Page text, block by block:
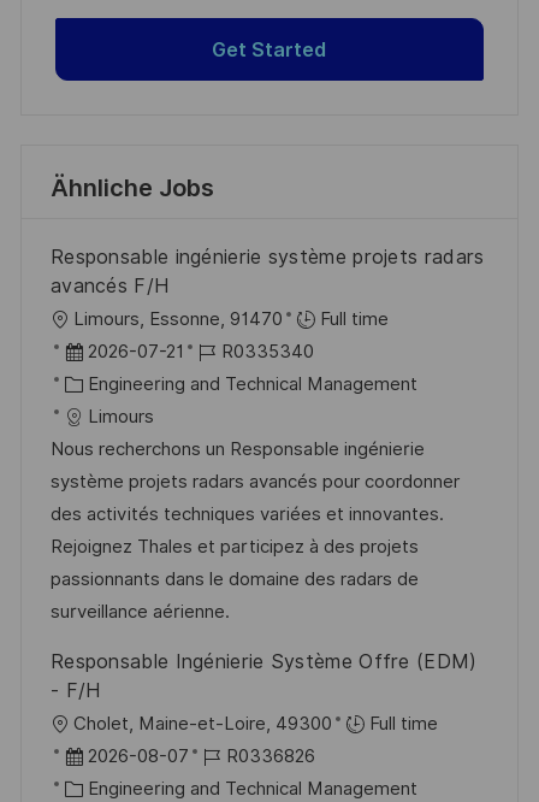
Get Started
Ähnliche Jobs
Responsable ingénierie système projets radars
avancés F/H
O
r
t
Limours, Essonne, 91470
Full time
D
a
t
u
m
d
e
r
V
r
f
2026-07-21
J
o
-
I
D
R0335340
K
a
t
e
g
o
r
i
Engineering and Technical Management
Limours
Nous recherchons un Responsable ingénierie
système projets radars avancés pour coordonner
des activités techniques variées et innovantes.
Rejoignez Thales et participez à des projets
passionnants dans le domaine des radars de
surveillance aérienne.
Responsable Ingénierie Système Offre (EDM)
- F/H
O
r
t
Cholet, Maine-et-Loire, 49300
Full time
D
a
2026-08-07
J
o
R0336826
K
Engineering and Technical Management